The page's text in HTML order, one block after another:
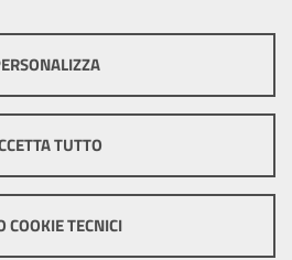
non raccolgono i tuoi dati e le tue
scopi di marketing e profilazione, e
senza bisogno di acquisire il tuo
TUTTO
COOKIE TECNICI
Cookie